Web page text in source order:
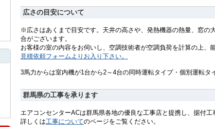
広さの目安について
※広さはあくまで目安です。天井の高さや、発熱機器の熱量、窓の
合がございます。
お客様の室の内容をお伺いし、空調技術者が空調負荷を計算の上、
見積依頼フォームよりお入り下さい。
3馬力からは室内機が1台から2～4台の同時運転タイプ・個別運転タ
群馬県の工事を承ります
エアコンセンターACは群馬県各地の優良な工事店と提携し、据付
詳しくは工事についてのページをご覧ください。